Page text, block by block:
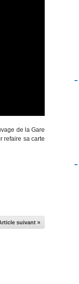
de la Gare
refaire sa carte
suivant »